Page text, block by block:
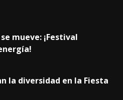
mueve: ¡Festival
la diversidad en la Fiesta